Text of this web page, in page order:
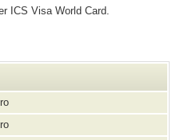
ICS Visa World Card.